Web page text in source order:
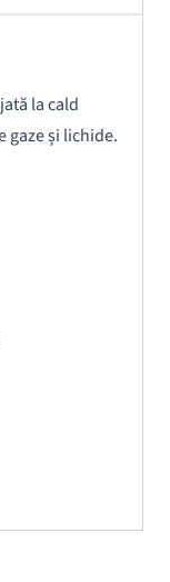
la cald
gaze și lichide.